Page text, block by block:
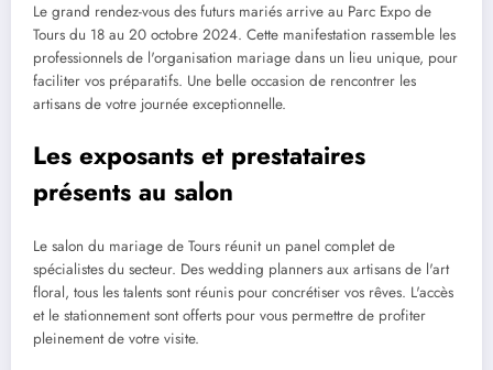
Le grand rendez-vous des futurs mariés arrive au Parc Expo de
Tours du 18 au 20 octobre 2024. Cette manifestation rassemble les
professionnels de l'organisation mariage dans un lieu unique, pour
faciliter vos préparatifs. Une belle occasion de rencontrer les
artisans de votre journée exceptionnelle.
Les exposants et prestataires
présents au salon
Le salon du mariage de Tours réunit un panel complet de
spécialistes du secteur. Des wedding planners aux artisans de l'art
floral, tous les talents sont réunis pour concrétiser vos rêves. L'accès
et le stationnement sont offerts pour vous permettre de profiter
pleinement de votre visite.